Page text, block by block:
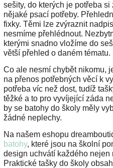
sešity, do kterých je potřeba
nějaké psací potřeby.
fixky. Těmi lze zvýraznit
nesmíme přehlédnout.
kterými snadno vložíme do
větší přehled o daném tématu.
Co ale nesmí chybět nikomu,
na přenos potřebných věcí k
potřeba víc než dost, tudíž
těžké a to pro vyvíjející záda
by se batohy do školy měly
žádné neplechy.
Na našem eshopu
batohy, které jsou na školní
design uchvátí každého
Praktické tašky do školy